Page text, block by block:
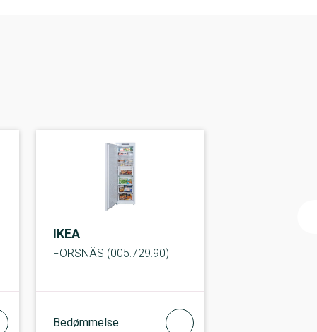
IKEA
FORSNÄS (005.729.90)
Bedømmelse